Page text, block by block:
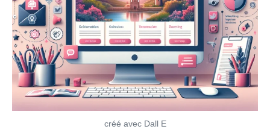
créé avec Dall E